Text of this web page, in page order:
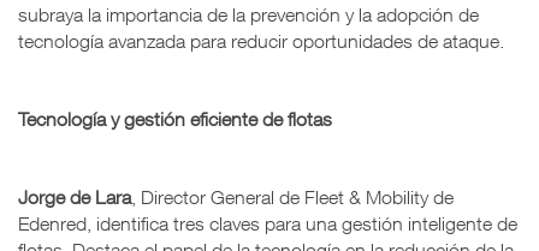
subraya la importancia de la prevención y la adopción de
tecnología avanzada para reducir oportunidades de ataque.
Tecnología y gestión eficiente de flotas
Jorge de Lara, Director General de Fleet & Mobility de
Edenred, identifica tres claves para una gestión inteligente de